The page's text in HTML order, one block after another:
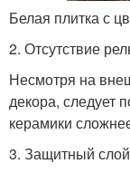
Белая плитка с
2. Отсутствие
Несмотря на
декора, следует
керамики
3. Защитный